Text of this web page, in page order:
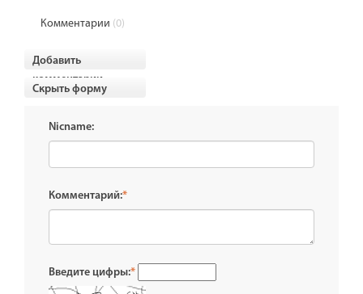
Комментарии (0)
Добавить
комментарии
Скрыть форму
Nicname:
Комментарий:*
Введите цифры:*